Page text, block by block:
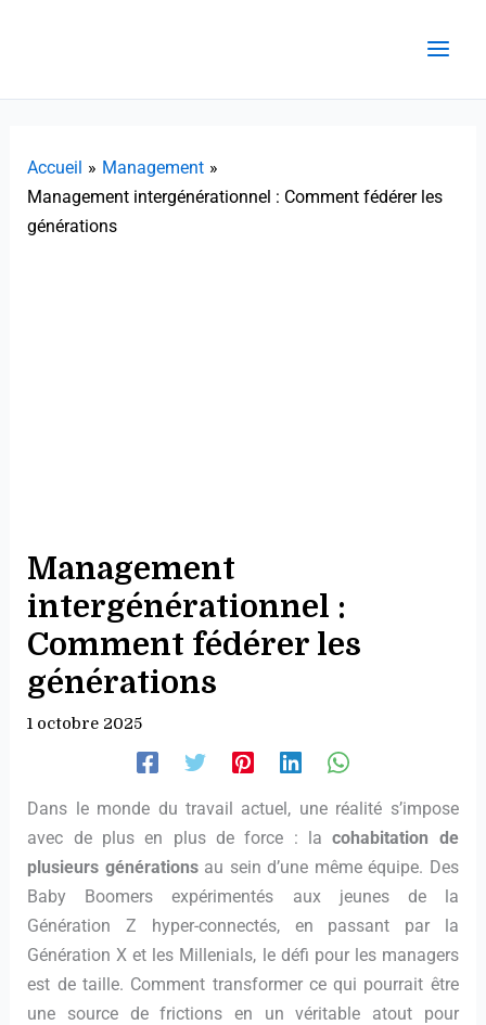
Accueil
Management
Management intergénérationnel : Comment fédérer les
générations
Management
intergénérationnel :
Comment fédérer les
générations
1 octobre 2025
Dans le monde du travail actuel, une réalité s’impose
avec de plus en plus de force : lacohabitation de
plusieurs générationsau sein d’une même équipe. Des
Baby Boomers expérimentés aux jeunes de la
Génération Z hyper-connectés, en passant par la
Génération X et les Millenials, le défi pour les managers
est de taille. Comment transformer ce qui pourrait être
une source de frictions en un véritable atout pour